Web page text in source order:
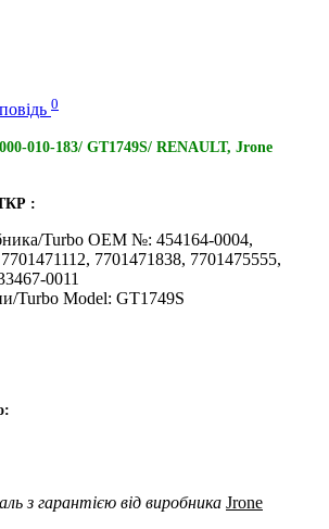
0
010-183/ GT1749S/ RENAULT, Jrone
:
Turbo OEM №: 454164-0004,
7701471838, 7701475555,
0011
Turbo Model: GT1749S
з гарантією від виробника Jrone